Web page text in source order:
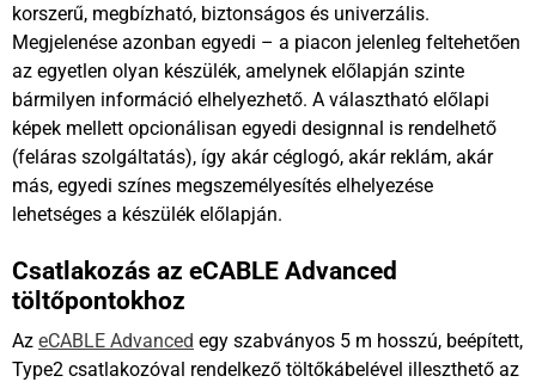
korszerű, megbízható, biztonságos és univerzális.
Megjelenése azonban egyedi – a piacon jelenleg feltehetően
az egyetlen olyan készülék, amelynek előlapján szinte
bármilyen információ elhelyezhető. A választható előlapi
képek mellett opcionálisan egyedi designnal is rendelhető
(feláras szolgáltatás), így akár céglogó, akár reklám, akár
más, egyedi színes megszemélyesítés elhelyezése
lehetséges a készülék előlapján.
Csatlakozás az eCABLE Advanced
töltőpontokhoz
Az eCABLE Advanced egy szabványos 5 m hosszú, beépített,
Type2 csatlakozóval rendelkező töltőkábelével illeszthető az